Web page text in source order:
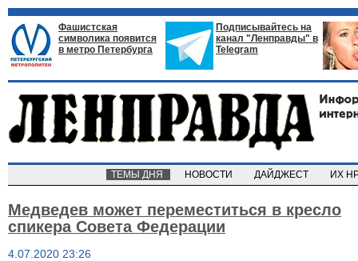
Фашистская
символика появится
в метро Петербурга
Подписывайтесь на
канал "Ленправды" в
Telegram
ТЕМЫ ДНЯ НОВОСТИ ДАЙДЖЕСТ ИХ
Медведев может переместиться в кресло
спикера Совета Федерации
4.07.2020 23:26